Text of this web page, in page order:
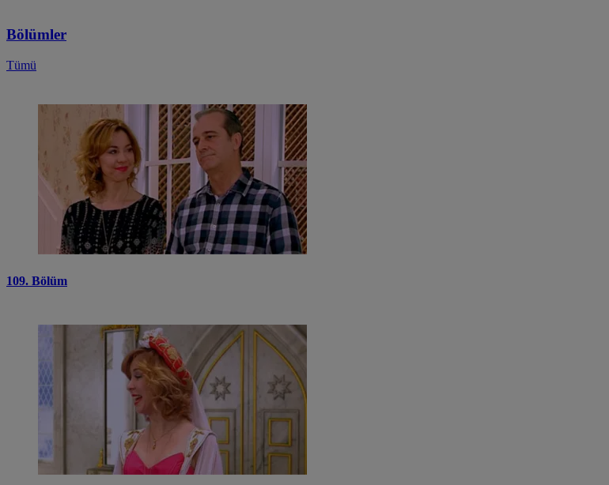
Bölümler
Tümü
109. Bölüm